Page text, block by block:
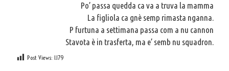
Po’ passa quedda ca va a truva la mamma
La figliola ca gnè semp rimasta nganna.
P furtuna a settimana passa com a nu cannon
Stavota è in trasferta, ma e’ semb nu squadron.
Post Views: 1.179